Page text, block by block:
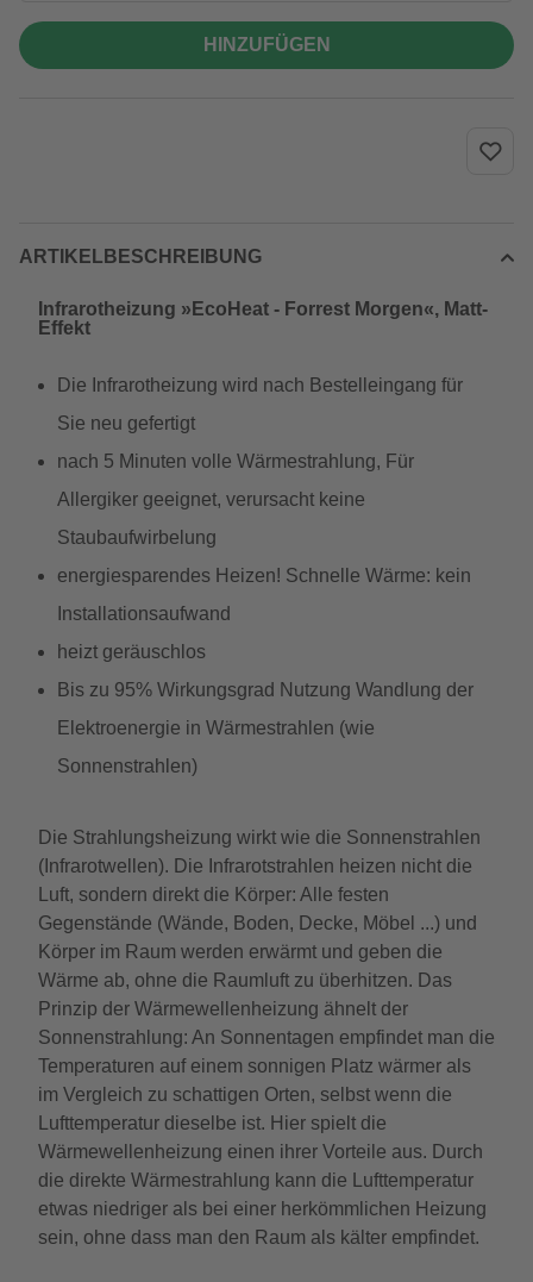
HINZUFÜGEN
ARTIKELBESCHREIBUNG
Infrarotheizung »EcoHeat - Forrest Morgen«, Matt-
Effekt
Die Infrarotheizung wird nach Bestelleingang für
Sie neu gefertigt
nach 5 Minuten volle Wärmestrahlung, Für
Allergiker geeignet, verursacht keine
Staubaufwirbelung
energiesparendes Heizen! Schnelle Wärme: kein
Installationsaufwand
heizt geräuschlos
Bis zu 95% Wirkungsgrad Nutzung Wandlung der
Elektroenergie in Wärmestrahlen (wie
Sonnenstrahlen)
Die Strahlungsheizung wirkt wie die Sonnenstrahlen
(Infrarotwellen). Die Infrarotstrahlen heizen nicht die
Luft, sondern direkt die Körper: Alle festen
Gegenstände (Wände, Boden, Decke, Möbel ...) und
Körper im Raum werden erwärmt und geben die
Wärme ab, ohne die Raumluft zu überhitzen. Das
Prinzip der Wärmewellenheizung ähnelt der
Sonnenstrahlung: An Sonnentagen empfindet man die
Temperaturen auf einem sonnigen Platz wärmer als
im Vergleich zu schattigen Orten, selbst wenn die
Lufttemperatur dieselbe ist. Hier spielt die
Wärmewellenheizung einen ihrer Vorteile aus. Durch
die direkte Wärmestrahlung kann die Lufttemperatur
etwas niedriger als bei einer herkömmlichen Heizung
sein, ohne dass man den Raum als kälter empfindet.